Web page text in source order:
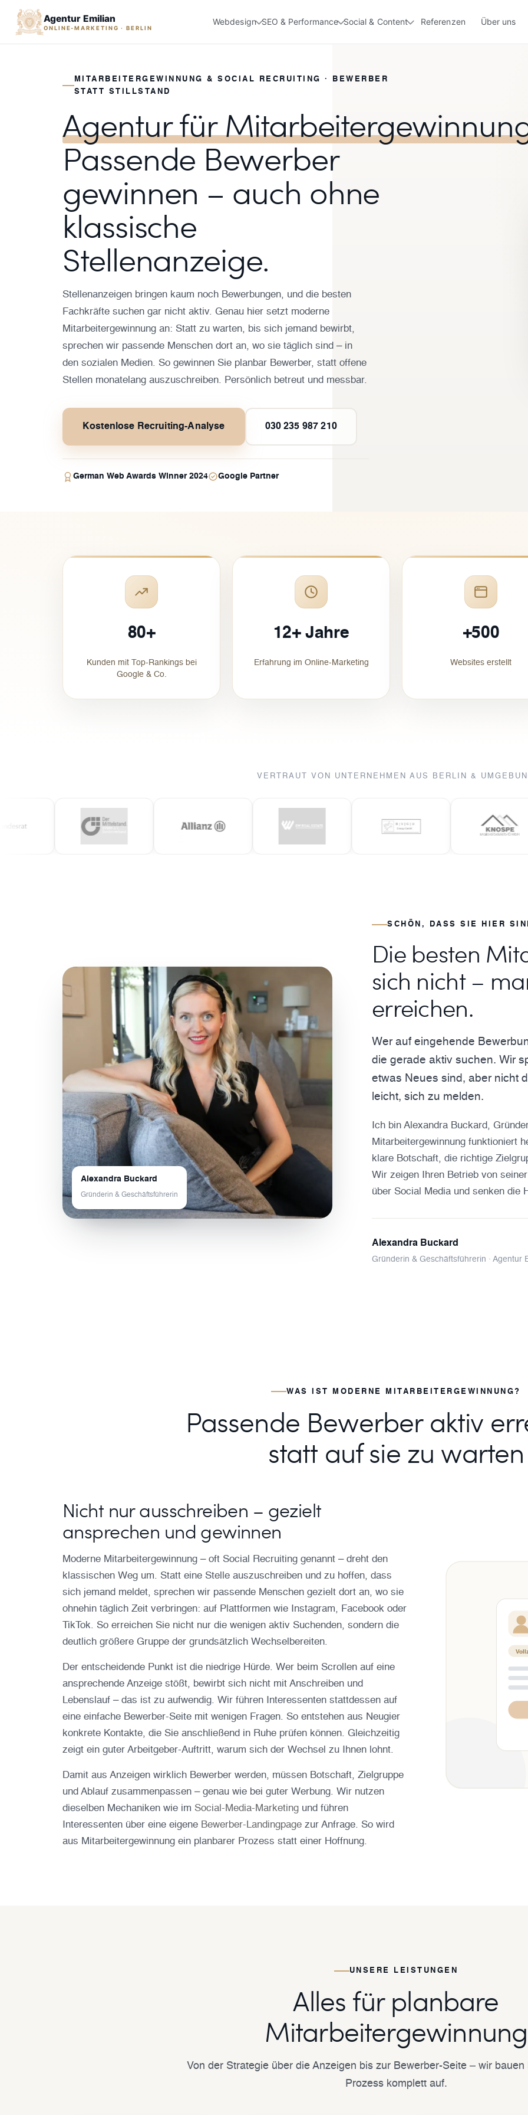
Agentur Emilian
ONLINE-MARKETING · BERLIN
Webdesign SEO & Performance Social & Content Referenzen Über uns
MITARBEITERGEWINNUNG & SOCIAL RECRUITING · BEWERBER
STATT STILLSTAND
Agentur für
Passende Bewerber
gewinnen – auch ohne
klassische
Stellenanzeige.
Stellenanzeigen bringen kaum noch Bewerbungen, und die besten
Fachkräfte suchen gar nicht aktiv. Genau hier setzt moderne
Mitarbeitergewinnung an: Statt zu warten, bis sich jemand bewirbt,
sprechen wir passende Menschen dort an, wo sie täglich sind – in
den sozialen Medien. So gewinnen Sie planbar Bewerber, statt offene
Stellen monatelang auszuschreiben. Persönlich betreut und messbar.
Kostenlose Recruiting-Analyse 030 235 987 210
German Web Awards Winner 2024 Google Partner
80+
Kunden mit Top-Rankings bei
Google & Co.
12+ Jahre
Erfahrung im Online-Marketing
+500
Websites erstellt
VERTRAUT VON UNTERNEHMEN AUS BERLIN &
Alexandra Buckard
Gründerin & Geschäftsführerin
SCHÖN, DASS SIE HIER
Die besten
sich nicht –
erreichen.
Wer auf eingehende
die gerade aktiv suchen. Wir
etwas Neues sind, aber nicht
leicht, sich zu melden.
Ich bin Alexandra Buckard,
Mitarbeitergewinnung funktioniert
klare Botschaft, die richtige
Wir zeigen Ihren Betrieb von
über Social Media und senken die
Alexandra Buckard
Gründerin & Geschäftsführerin · Agentur
WAS IST MODERNE MITARBEITERGEWINNUNG?
Passende Bewerber aktiv
statt auf sie zu warten
Nicht nur ausschreiben – gezielt
ansprechen und gewinnen
Moderne Mitarbeitergewinnung – oft Social Recruiting genannt – dreht den
klassischen Weg um. Statt eine Stelle auszuschreiben und zu hoffen, dass
sich jemand meldet, sprechen wir passende Menschen gezielt dort an, wo sie
ohnehin täglich Zeit verbringen: auf Plattformen wie Instagram, Facebook oder
TikTok. So erreichen Sie nicht nur die wenigen aktiv Suchenden, sondern die
deutlich größere Gruppe der grundsätzlich Wechselbereiten.
Der entscheidende Punkt ist die niedrige Hürde. Wer beim Scrollen auf eine
ansprechende Anzeige stößt, bewirbt sich nicht mit Anschreiben und
Lebenslauf – das ist zu aufwendig. Wir führen Interessenten stattdessen auf
eine einfache Bewerber-Seite mit wenigen Fragen. So entstehen aus Neugier
konkrete Kontakte, die Sie anschließend in Ruhe prüfen können. Gleichzeitig
zeigt ein guter Arbeitgeber-Auftritt, warum sich der Wechsel zu Ihnen lohnt.
Damit aus Anzeigen wirklich Bewerber werden, müssen Botschaft, Zielgruppe
und Ablauf zusammenpassen – genau wie bei guter Werbung. Wir nutzen
dieselben Mechaniken wie im Social-Media-Marketing und führen
Interessenten über eine eigene Bewerber-Landingpage zur Anfrage. So wird
aus Mitarbeitergewinnung ein planbarer Prozess statt einer Hoffnung.
UNSERE LEISTUNGEN
Alles für planbare
Mitarbeitergewinnung
Von der Strategie über die Anzeigen bis zur Bewerber-Seite – wir
Prozess komplett auf.